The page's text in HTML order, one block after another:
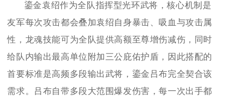
鎏金袁绍作为全队指挥型光环武将，核心机制是
友军每次攻击都会叠加袁绍自身暴击、吸血与攻击属
性，龙魂技能可为全队提供高额至尊增伤减伤，同时
给队内输出最高单位附加三公庇佑护盾，因此搭配的
首要标准是高频多段输出武将，鎏金吕布完全契合该
需求。吕布自带多段大范围爆发伤害，每一次出手都